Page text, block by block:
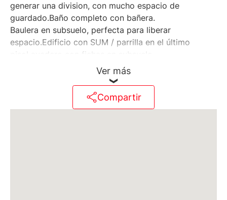
generar una division, con mucho espacio de
guardado.Baño completo con bañera.
Baulera en subsuelo, perfecta para liberar
espacio.Edificio con SUM / parrilla en el último
pisoLavadero con fichas en subsuelo.
Superficie total: 44 m²Ver más
Compartir